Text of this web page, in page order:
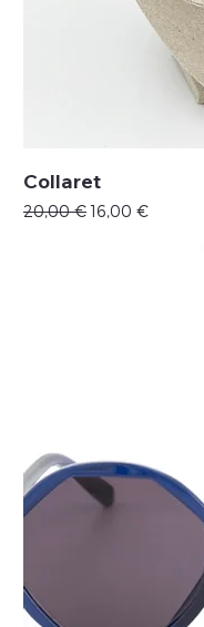
Collaret
Precio
20,00 €Precio de oferta
16,00 €